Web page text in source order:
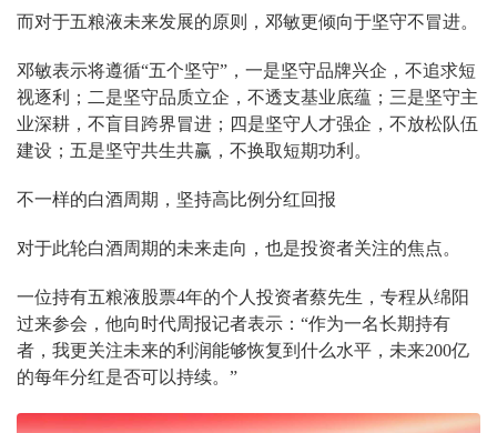
而对于五粮液未来发展的原则，邓敏更倾向于坚守不冒进。
邓敏表示将遵循“五个坚守”，一是坚守品牌兴企，不追求短
视逐利；二是坚守品质立企，不透支基业底蕴；三是坚守主
业深耕，不盲目跨界冒进；四是坚守人才强企，不放松队伍
建设；五是坚守共生共赢，不换取短期功利。
不一样的白酒周期，坚持高比例分红回报
对于此轮白酒周期的未来走向，也是投资者关注的焦点。
一位持有五粮液股票4年的个人投资者蔡先生，专程从绵阳
过来参会，他向时代周报记者表示：“作为一名长期持有
者，我更关注未来的利润能够恢复到什么水平，未来200亿
的每年分红是否可以持续。”